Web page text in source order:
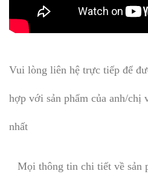
Vui lòng liên hệ trực tiếp để
hợp với sản phẩm của anh/chị
nhất
Mọi thông tin chi tiết về sản